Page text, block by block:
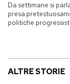
Da settimane si
presa
politiche
ALTRE STORIE